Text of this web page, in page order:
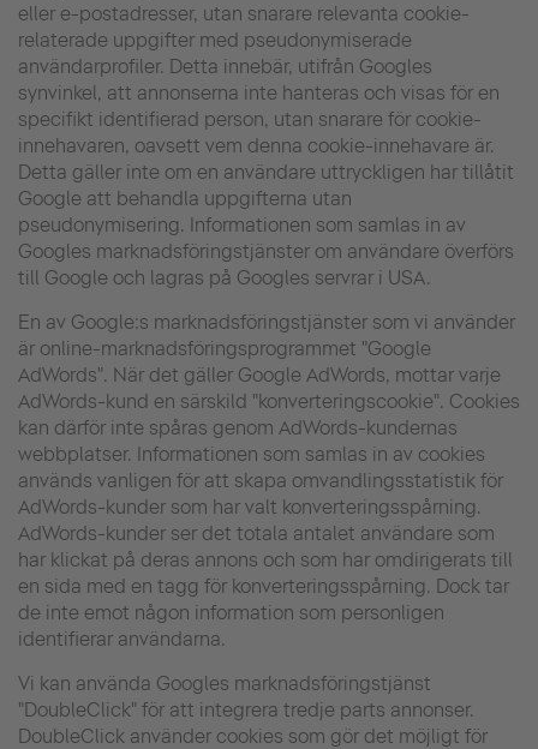
eller e-postadresser, utan snarare relevanta cookie-
relaterade uppgifter med pseudonymiserade
användarprofiler. Detta innebär, utifrån Googles
synvinkel, att annonserna inte hanteras och visas för en
specifikt identifierad person, utan snarare för cookie-
innehavaren, oavsett vem denna cookie-innehavare är.
Detta gäller inte om en användare uttryckligen har tillåtit
Google att behandla uppgifterna utan
pseudonymisering. Informationen som samlas in av
Googles marknadsföringstjänster om användare överförs
till Google och lagras på Googles servrar i USA.
En av Google:s marknadsföringstjänster som vi använder
är online-marknadsföringsprogrammet "Google
AdWords". När det gäller Google AdWords, mottar varje
AdWords-kund en särskild "konverteringscookie". Cookies
kan därför inte spåras genom AdWords-kundernas
webbplatser. Informationen som samlas in av cookies
används vanligen för att skapa omvandlingsstatistik för
AdWords-kunder som har valt konverteringsspårning.
AdWords-kunder ser det totala antalet användare som
har klickat på deras annons och som har omdirigerats till
en sida med en tagg för konverteringsspårning. Dock tar
de inte emot någon information som personligen
identifierar användarna.
Vi kan använda Googles marknadsföringstjänst
"DoubleClick" för att integrera tredje parts annonser.
DoubleClick använder cookies som gör det möjligt för